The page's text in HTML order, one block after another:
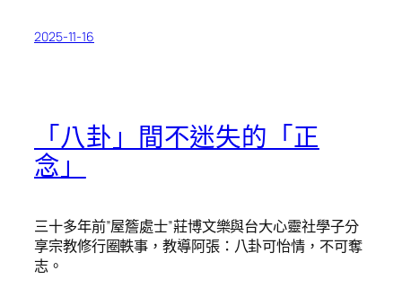
2025-11-16
「八卦」間不迷失的「正
念」
三十多年前”屋簷處士”莊博文樂與台大心靈社學子分
享宗教修行圈軼事，教導阿張：八卦可怡情，不可奪
志。